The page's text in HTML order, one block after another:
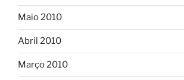
Maio 2010
Abril 2010
Março 2010